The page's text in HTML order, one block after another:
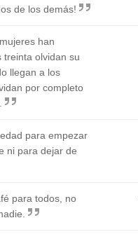
de los demás!
han
treinta olvidan su
llegan a los
por completo
para empezar
ni para dejar de
para todos, no